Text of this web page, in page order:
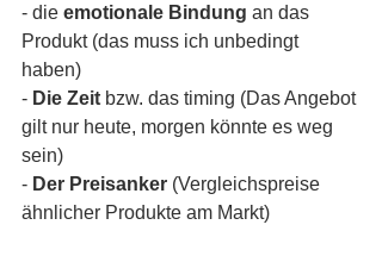
- die emotionale Bindung an das
Produkt (das muss ich unbedingt
haben)
- Die Zeit bzw. das timing (Das Angebot
gilt nur heute, morgen könnte es weg
sein)
- Der Preisanker (Vergleichspreise
ähnlicher Produkte am Markt)